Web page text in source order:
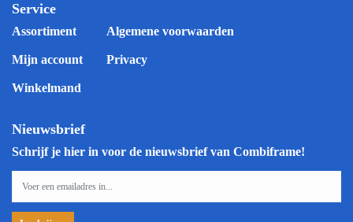
Service
Assortiment
Mijn account
Winkelmand
Algemene voorwaarden
Privacy
Nieuwsbrief
Schrijf je hier in voor de nieuwsbrief van Combiframe!